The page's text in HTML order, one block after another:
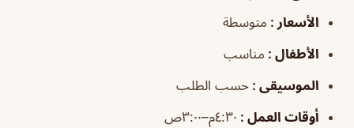
الأسعار : متوسطة
الأطفال : مناسب
الموسيقى : حسب الطلب
أوقات العمل : ٤:٣٠م–٣:٠٠ص